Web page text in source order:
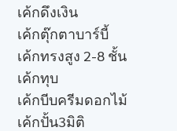
เค้กดึงเงิน
เค้กตุ๊กตาบาร์บี้
เค้กทรงสูง 2-8 ชั้น
เค้กทุบ
เค้กบีบครีมดอกไม้
เค้กปั้น3มิติ